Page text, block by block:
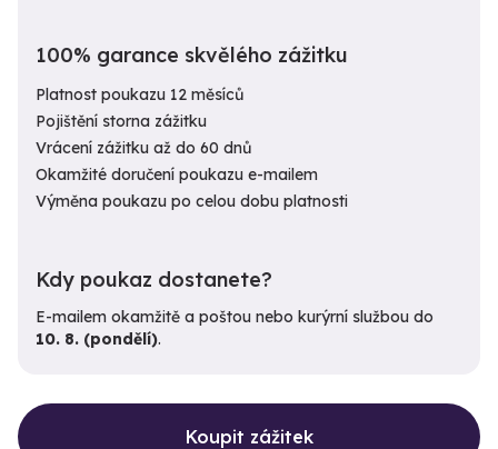
100% garance skvělého zážitku
Platnost poukazu 12 měsíců
Pojištění storna zážitku
Vrácení zážitku až do 60 dnů
Okamžité doručení poukazu e-mailem
Výměna poukazu po celou dobu platnosti
Kdy poukaz dostanete?
E-mailem okamžitě a poštou nebo kurýrní službou do
10. 8. (pondělí).
Koupit zážitek